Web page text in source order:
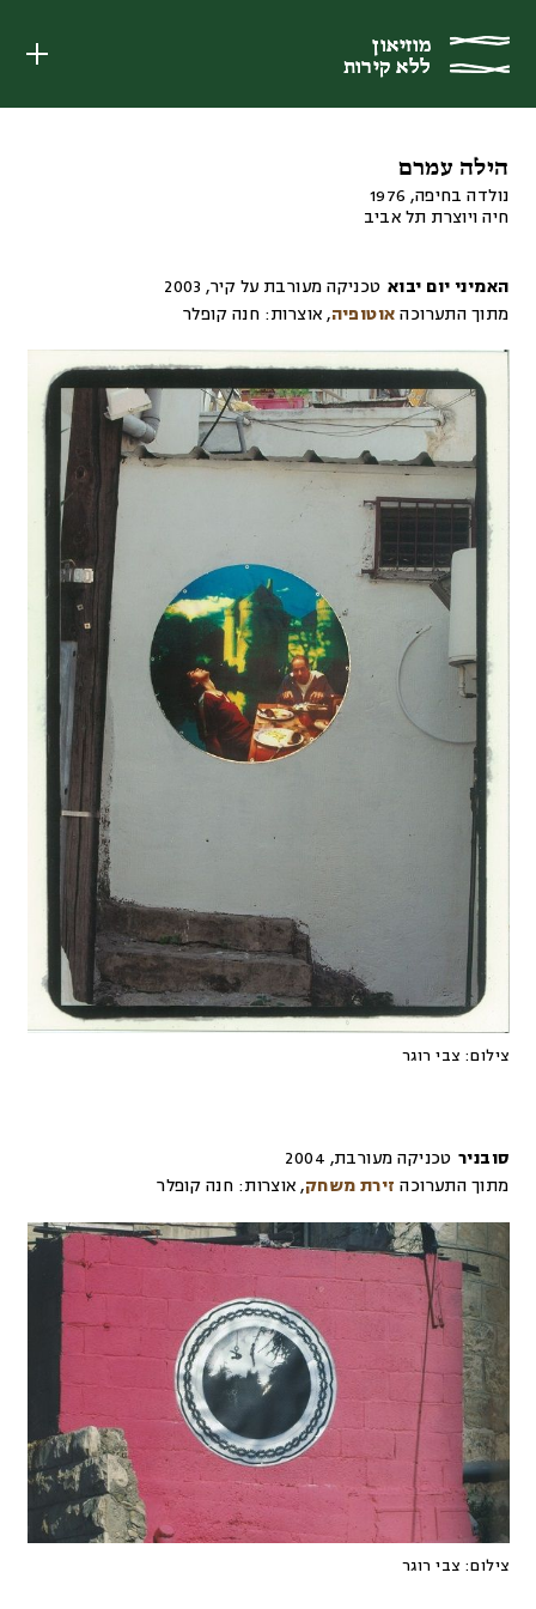
מוזיאון
ללא קירות
מוזיאון
ללא קירות
הילה עמרם
נולדה בחיפה, 1976
חיה ויוצרת תל אביב
האמיני יום יבוא טכניקה מעורבת על קיר,
2003
מתוך התערוכה אוטופיה, אוצרות: חנה קופלר
צילום: צבי רוגר
סובניר טכניקה מעורבת,
2004
מתוך התערוכה זירת משחק, אוצרות: חנה קופלר
צילום: צבי רוגר